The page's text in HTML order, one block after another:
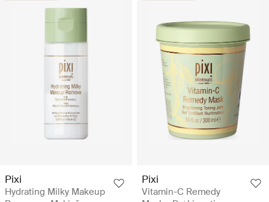
Pixi
Hydrating Milky Makeup
Pixi
Vitamin-C Remedy